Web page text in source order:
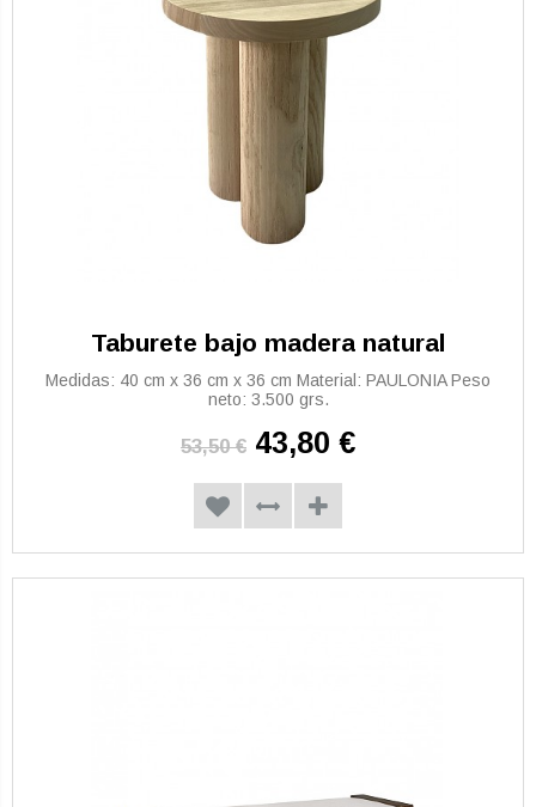
Taburete bajo madera natural
Medidas: 40 cm x 36 cm x 36 cm Material: PAULONIA Peso
neto: 3.500 grs.
53,50 € 43,80 €